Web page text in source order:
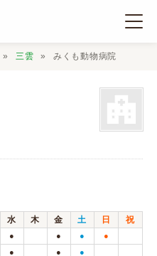
三雲 みくも動物病院
水 木 金 土 日
祝
● ● ● ●
● ● ●